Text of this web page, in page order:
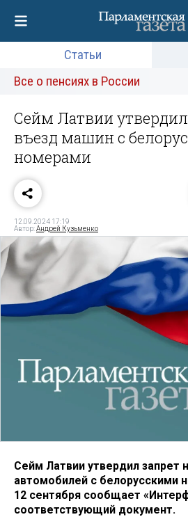
Статьи
Все о пенсиях в России
Сейм Латвии утвердил
въезд машин с
номерами
12.09.2024 17:19
Автор:Андрей Кузьменко
Сейм Латвии утвердил запрет
автомобилей с белорусскими
12 сентября сообщает
соответствующий документ.